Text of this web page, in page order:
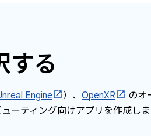
する
Engine ）、 OpenXR
のオ
ーティング向けアプリを作成しま